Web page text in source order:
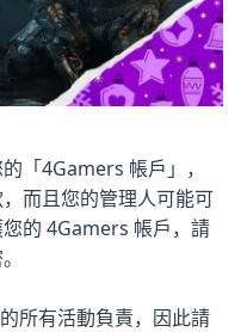
「4Gamers 帳戶」，
而且您的管理人可能可
的 4Gamers 帳戶，請
所有活動負責，因此請